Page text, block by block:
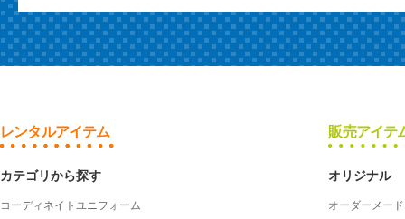
レンタルアイテム
カテゴリから探す
コーディネイトユニフォーム
販売アイテ
オリジナル
オーダーメー